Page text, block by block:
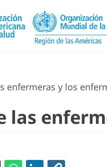
enfermeras y los
las